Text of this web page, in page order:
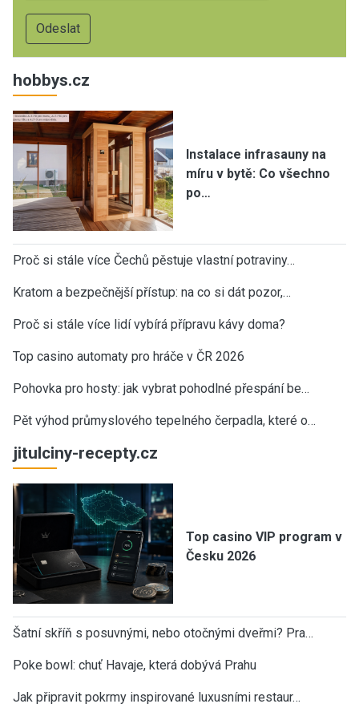
hobbys.cz
Instalace infrasauny na
míru v bytě: Co všechno
po…
Proč si stále více Čechů pěstuje vlastní potraviny…
Kratom a bezpečnější přístup: na co si dát pozor,…
Proč si stále více lidí vybírá přípravu kávy doma?
Top casino automaty pro hráče v ČR 2026
Pohovka pro hosty: jak vybrat pohodlné přespání be…
Pět výhod průmyslového tepelného čerpadla, které o…
jitulciny-recepty.cz
Top casino VIP program v
Česku 2026
Šatní skříň s posuvnými, nebo otočnými dveřmi? Pra…
Poke bowl: chuť Havaje, která dobývá Prahu
Jak připravit pokrmy inspirované luxusními restaur…